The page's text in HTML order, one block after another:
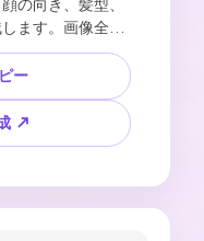
の向き、髪型、
ます。画像全体
プルな形、手描
質感、小さな
装飾を使ったフ
に変換してくだ
親しみやすく、
、歪んだ目、余
ないでくださ
ー
↗